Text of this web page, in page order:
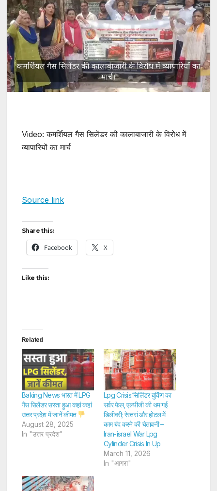
Video: कमर्शियल गैस सिलेंडर की कालाबाजारी के विरोध में
व्यापारियों का मार्च
Source link
Share this:
Facebook X
Like this:
Related
Baking News भारत में LPG
गैंस सिलेंडर सस्ता हुआ कहां कहां
उत्तर प्रदेश में जानें कीमत
August 28, 2025
In "उत्तर प्रदेश"
Lpg Crisis:सिलिंडर बुकिंग का
सर्वर फेल, एलपीजी की थम गई
डिलीवरी; रेस्तरां और होटल में
काम बंद करने की चेतावनी –
Iran-israel War Lpg
Cylinder Crisis In Up
March 11, 2026
In "आगरा"